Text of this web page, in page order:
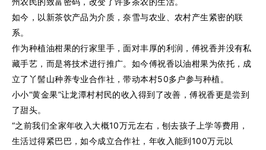
如今，以新茶饮产品为介质，奈雪与农业、农村产生紧密的联
系。
作为种植油柑果的行家里手，面对丰厚的利润，傅祝香并没有私
藏手艺，而是将技术进行推广。如今傅祝香以油柑果为依托，成
立了丫髻山种养专业合作社，带动本村50多户参与种植。
小小“黄金果”让龙潭村村民的收入得到了改善，傅祝香更是尝到
了甜头。
“之前我们全家年收入大概10万元左右，刨去孩子上学等费用，
生活过得紧巴巴，如今成立合作社，年收入能到100万元以